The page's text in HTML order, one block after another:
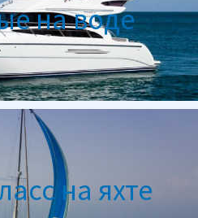
на воде
на яхте